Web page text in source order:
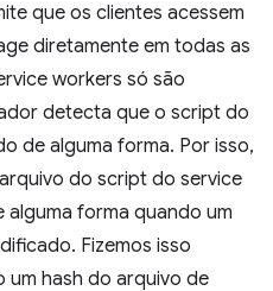
que os clientes acessem
diretamente em todas as
workers só são
detecta que o script do
de alguma forma. Por isso,
do script do service
forma quando um
Fizemos isso
um hash do arquivo de